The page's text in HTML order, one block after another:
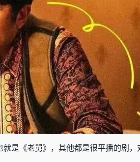
是《老舅》，其他都是很平播的剧，